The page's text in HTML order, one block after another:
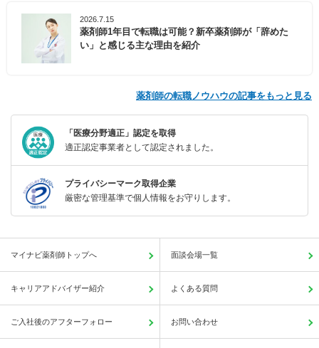
2026.7.15
薬剤師1年目で転職は可能？新卒薬剤師が「辞めた
い」と感じる主な理由を紹介
薬剤師の転職ノウハウの記事をもっと見る
「医療分野適正」認定を取得
適正認定事業者として認定されました。
プライバシーマーク取得企業
厳密な管理基準で個人情報をお守りします。
マイナビ薬剤師トップへ 面談会場一覧
キャリアアドバイザー紹介 よくある質問
ご入社後のアフターフォロー お問い合わせ